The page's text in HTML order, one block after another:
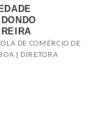
DE COMÉRCIO DE
| DIRETORA